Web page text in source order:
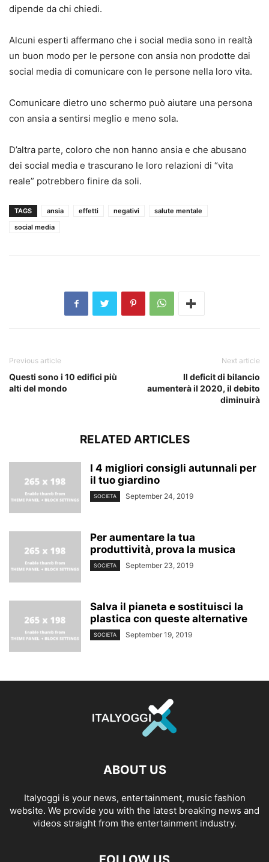
dipende da chi chiedi.
Alcuni esperti affermano che i social media sono in realtà
un buon modo per le persone con ansia non prodotte dai
social media di comunicare con le persone nella loro vita.
Comunicare dietro uno schermo può aiutare una persona
con ansia a sentirsi meglio e meno sola.
D’altra parte, coloro che non hanno ansia e che abusano
dei social media e trascurano le loro relazioni di “vita
reale” potrebbero finire da soli.
TAGS ansia effetti negativi
salute mentale
social media
Previous article
Questi sono i 10 edifici più
alti del mondo
Next article
Il deficit di bilancio
aumenterà il 2020, il debito
diminuirà
RELATED ARTICLES
I 4 migliori consigli autunnali per
il tuo giardino
SOCIETA September 24, 2019
Per aumentare la tua
produttività, prova la musica
SOCIETA September 23, 2019
Salva il pianeta e sostituisci la
plastica con queste alternative
SOCIETA September 19, 2019
ABOUT US
Italyoggi is your news, entertainment, music fashion
website. We provide you with the latest breaking news and
videos straight from the entertainment industry.